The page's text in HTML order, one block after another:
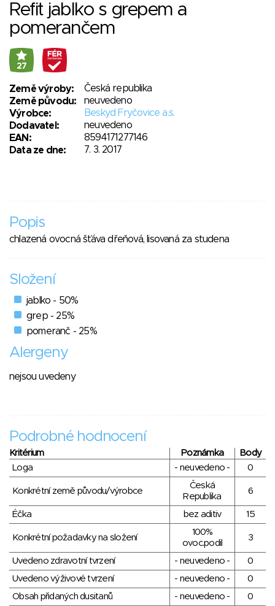
Refit jablko s grepem a
pomerančem
27
Země výroby:
Česká republika
Země původu:
neuvedeno
Výrobce:
Beskyd Fryčovice a.s.
Dodavatel:
neuvedeno
EAN:
8594171277146
Data ze dne:
7. 3. 2017
Popis
chlazená ovocná šťáva dřeňová, lisovaná za studena
Složení
jablko - 50%
grep - 25%
pomeranč - 25%
Alergeny
nejsou uvedeny
Podrobné hodnocení
Kritérium Poznámka
Body
Loga
- neuvedeno - 0
Konkrétní země původu/výrobce
Česká
Republika
6
Éčka bez aditiv 15
Konkrétní požadavky na složení
100%
ovoc.podil
3
Uvedeno zdravotní tvrzení - neuvedeno -
0
Uvedeno výživové tvrzení
- neuvedeno -
0
Obsah přidaných dusitanů
- neuvedeno -
0